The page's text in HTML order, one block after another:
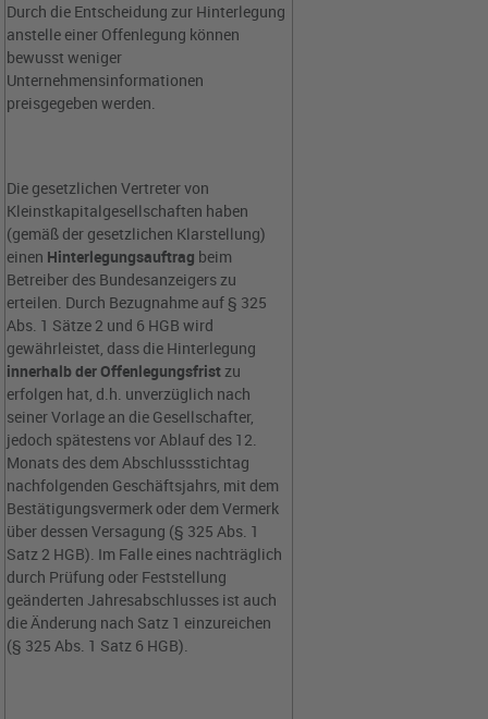
Durch die Entscheidung zur Hinterlegung
anstelle einer Offenlegung können
bewusst weniger
Unternehmensinformationen
preisgegeben werden.
Die gesetzlichen Vertreter von
Kleinstkapitalgesellschaften haben
(gemäß der gesetzlichen Klarstellung)
einen Hinterlegungsauftrag beim
Betreiber des Bundesanzeigers zu
erteilen. Durch Bezugnahme auf § 325
Abs. 1 Sätze 2 und 6 HGB wird
gewährleistet, dass die Hinterlegung
innerhalb der Offenlegungsfristzu
erfolgen hat, d.h. unverzüglich nach
seiner Vorlage an die Gesellschafter,
jedoch spätestens vor Ablauf des 12.
Monats des dem Abschlussstichtag
nachfolgenden Geschäftsjahrs, mit dem
Bestätigungsvermerk oder dem Vermerk
über dessen Versagung (§ 325 Abs. 1
Satz 2 HGB). Im Falle eines nachträglich
durch Prüfung oder Feststellung
geänderten Jahresabschlusses ist auch
die Änderung nach Satz 1 einzureichen
(§ 325 Abs. 1 Satz 6 HGB).